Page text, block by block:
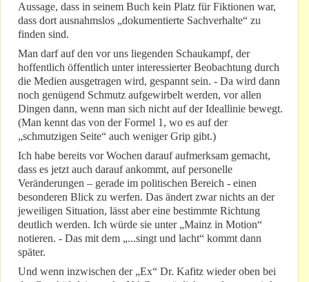
Aussage, dass in seinem Buch kein Platz für Fiktionen war,
dass dort ausnahmslos „dokumentierte Sachverhalte“ zu
finden sind.
Man darf auf den vor uns liegenden Schaukampf, der
hoffentlich öffentlich unter interessierter Beobachtung durch
die Medien ausgetragen wird, gespannt sein. - Da wird dann
noch genügend Schmutz aufgewirbelt werden, vor allen
Dingen dann, wenn man sich nicht auf der Ideallinie bewegt.
(Man kennt das von der Formel 1, wo es auf der
„schmutzigen Seite“ auch weniger Grip gibt.)
Ich habe bereits vor Wochen darauf aufmerksam gemacht,
dass es jetzt auch darauf ankommt, auf personelle
Veränderungen – gerade im politischen Bereich - einen
besonderen Blick zu werfen. Das ändert zwar nichts an der
jeweiligen Situation, lässt aber eine bestimmte Richtung
deutlich werden. Ich würde sie unter „Mainz in Motion“
notieren. - Das mit dem „...singt und lacht“ kommt dann
später.
Und wenn inzwischen der „Ex“ Dr. Kafitz wieder oben bei